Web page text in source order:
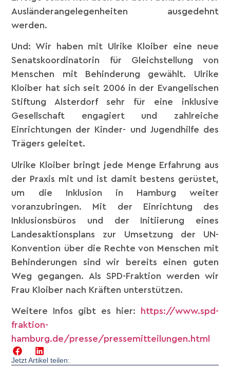
Ausländerangelegenheiten ausgedehnt
werden.
Und: Wir haben mit Ulrike Kloiber eine neue
Senatskoordinatorin für Gleichstellung von
Menschen mit Behinderung gewählt. Ulrike
Kloiber hat sich seit 2006 in der Evangelischen
Stiftung Alsterdorf sehr für eine inklusive
Gesellschaft engagiert und zahlreiche
Einrichtungen der Kinder- und Jugendhilfe des
Trägers geleitet.
Ulrike Kloiber bringt jede Menge Erfahrung aus
der Praxis mit und ist damit bestens gerüstet,
um die Inklusion in Hamburg weiter
voranzubringen. Mit der Einrichtung des
Inklusionsbüros und der Initiierung eines
Landesaktionsplans zur Umsetzung der UN-
Konvention über die Rechte von Menschen mit
Behinderungen sind wir bereits einen guten
Weg gegangen. Als SPD-Fraktion werden wir
Frau Kloiber nach Kräften unterstützen.
Weitere Infos gibt es hier:
https://www.spd-
fraktion-
hamburg.de/presse/pressemitteilungen.html
Jetzt Artikel teilen: